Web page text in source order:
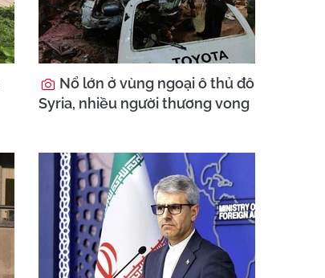
Nổ lớn ở vùng ngoại ô thủ đô
Syria, nhiều người thương vong